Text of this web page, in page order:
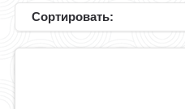
Сортировать: